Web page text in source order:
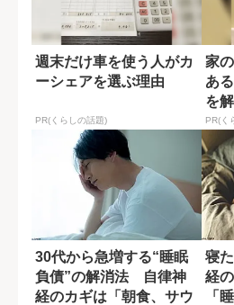
週末だけ車を使う人がカ
ーシェアを選ぶ理由
PR(くらしの話題)
家
あ
を
PR(く
30代から急増する“睡眠
負債”の解消法 自律神
経のカギは「朝食、サウ
寝
経
「